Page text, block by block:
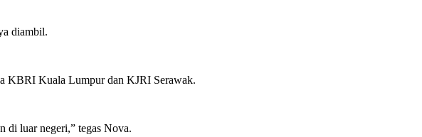
diambil.
KBRI Kuala Lumpur dan KJRI Serawak.
di luar negeri,” tegas Nova.